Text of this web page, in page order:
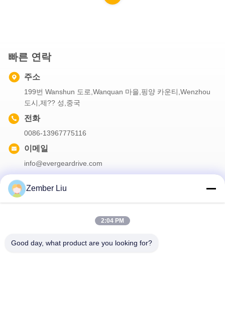
빠른 연락
주소
199번 Wanshun 도로,Wanquan 마을,핑양 카운티,Wenzhou
도시,제?? 성,중국
전화
0086-13967775116
이메일
info@evergeardrive.com
Zember Liu
2:04 PM
Good day, what product are you looking for?